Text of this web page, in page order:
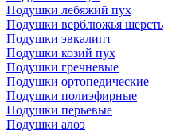
Подушки лебяжий пух
Подушки верблюжья шерсть
Подушки эвкалипт
Подушки козий пух
Подушки гречневые
Подушки ортопедические
Подушки полиэфирные
Подушки перьевые
Подушки алоэ